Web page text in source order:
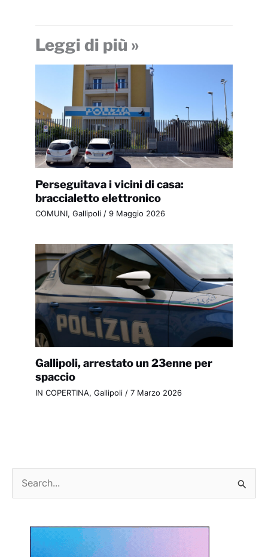
Leggi di più »
Perseguitava i vicini di casa:
braccialetto elettronico
COMUNI, Gallipoli/ 9 Maggio 2026
Gallipoli, arrestato un 23enne per
spaccio
IN COPERTINA, Gallipoli/ 7 Marzo 2026